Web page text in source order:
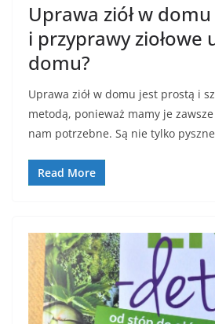
Uprawa ziół w domu
i przyprawy ziołowe
domu?
Uprawa ziół w domu jest prostą i
metodą, ponieważ mamy je
nam potrzebne. Są nie tylko
Read More